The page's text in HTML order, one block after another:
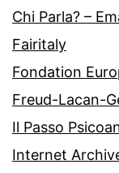
Chi Parla? –
Fairitaly
Fondation
Freud-Lacan-
Il Passo
Internet